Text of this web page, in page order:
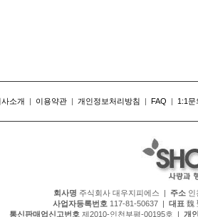
사소개 | 이용약관 | 개인정보처리방침 | FAQ | 1:1문
회사명 주식회사 대우지피에스 | 주소 인
사업자등록번호 117-81-50637 | 대표 魏
통신판매업신고번호 제2010-인천부평-00195호 | 개